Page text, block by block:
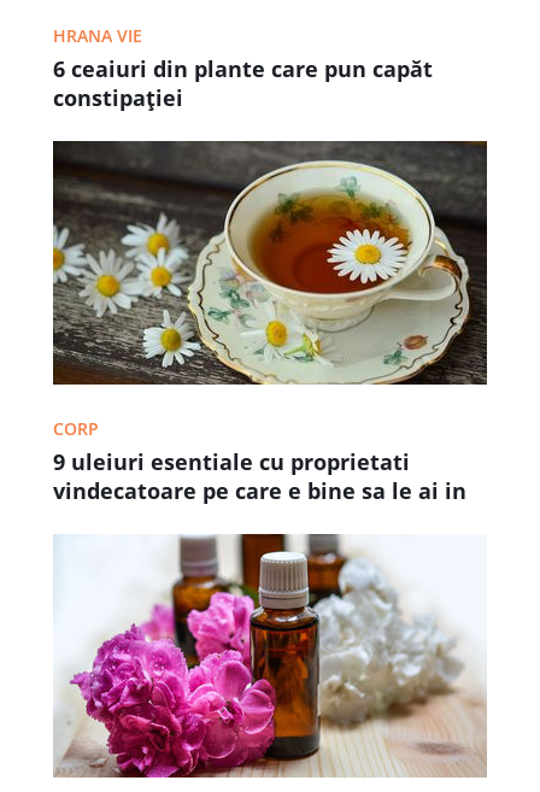
HRANA VIE
6 ceaiuri din plante care pun capăt
constipației
CORP
9 uleiuri esentiale cu proprietati
vindecatoare pe care e bine sa le ai in